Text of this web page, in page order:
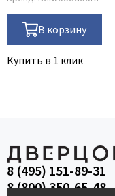
В корзину
Купить в 1 клик
8 (495) 151-89-31
8 (800) 350-65-48